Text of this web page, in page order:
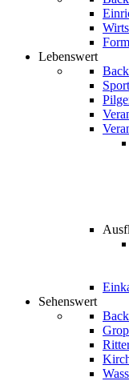
Lebenswert
Back
Sport
Sehenswert
Back